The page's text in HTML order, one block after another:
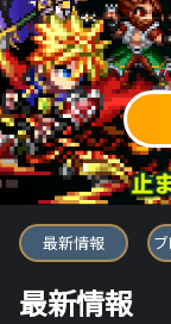
ブレイブ
最新情報
最新情報